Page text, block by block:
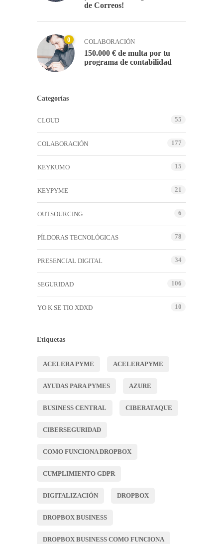
de Correos!
0 COLABORACIÓN
150.000 € de multa por tu
programa de contabilidad
Categorías
CLOUD 55
COLABORACIÓN 177
KEYKUMO 15
KEYPYME 21
OUTSOURCING 6
PÍLDORAS TECNOLÓGICAS 78
PRESENCIAL DIGITAL 34
SEGURIDAD 106
YO K SE TIO XDXD 10
Etiquetas
ACELERA PYME ACELERAPYME
AYUDAS PARA PYMES AZURE
BUSINESS CENTRAL CIBERATAQUE
CIBERSEGURIDAD
COMO FUNCIONA DROPBOX
CUMPLIMIENTO GDPR
DIGITALIZACIÓN DROPBOX
DROPBOX BUSINESS
DROPBOX BUSINESS COMO FUNCIONA